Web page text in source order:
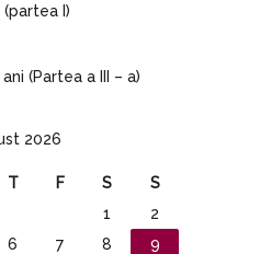
(partea I)
(Partea a III – a)
2026
T F S
S
1
2
6 7 8
9